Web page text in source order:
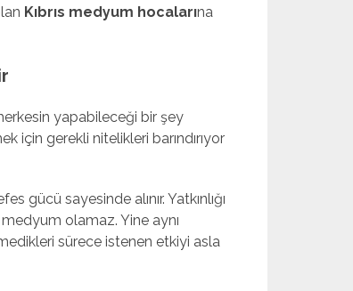
Kıbrıs medyum hocalarına
yapabileceği bir şey
için gerekli nitelikleri barındırıyor
gücü sayesinde alınır. Yatkınlığı
olamaz. Yine aynı
sürece istenen etkiyi asla